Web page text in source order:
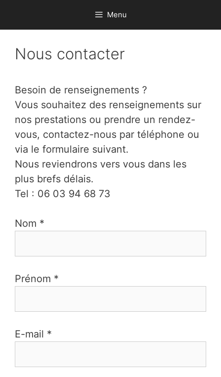
Menu
Nous contacter
Besoin de renseignements ?
Vous souhaitez des renseignements sur
nos prestations ou prendre un rendez-
vous, contactez-nous par téléphone ou
via le formulaire suivant.
Nous reviendrons vers vous dans les
plus brefs délais.
Tel : 06 03 94 68 73
Nom *
Prénom *
E-mail *